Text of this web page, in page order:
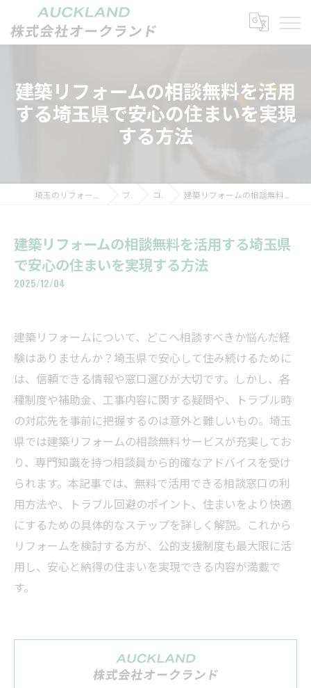
建築リフォームの相談無料を活用
する埼玉県で安心の住まいを実現
する方法
ブログ コラム 建築リフォームの相談無料を活用する埼玉県で安心の住まいを実現する方法
建築リフォームの相談無料を活用する埼玉県
で安心の住まいを実現する方法
2025/12/04
建築リフォームについて、どこへ相談すべきか悩んだ経
験はありませんか？埼玉県で安心して住み続けるために
は、信頼できる情報や窓口選びが大切です。しかし、各
種制度や補助金、工事内容に関する疑問や、トラブル時
の対応先を事前に把握するのは意外と難しいもの。埼玉
県では建築リフォームの相談無料サービスが充実してお
り、専門知識を持つ相談員から的確なアドバイスを受け
られます。本記事では、無料で活用できる相談窓口の利
用方法や、トラブル回避のポイント、住まいをより快適
にするための具体的なステップを詳しく解説。これから
リフォームを検討する方が、公的支援制度も最大限に活
用し、安心と納得の住まいを実現できる内容が満載で
す。